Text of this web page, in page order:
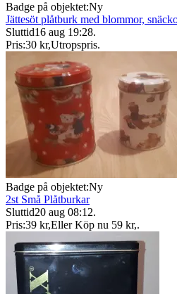
Badge på objektet:Ny
Jättesöt plåtburk med blommor,
Sluttid16 aug 19:28.
Pris:30 kr,Utropspris.
Badge på objektet:Ny
2st Små Plåtburkar
Sluttid20 aug 08:12.
Pris:39 kr,Eller Köp nu 59 kr,.